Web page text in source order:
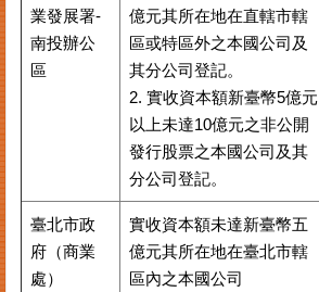
業發展署-
南投辦公
區
億元其所在地在直轄市轄
區或特區外之本國公司及
其分公司登記。
2. 實收資本額新臺幣5億元
以上未達10億元之非公開
發行股票之本國公司及其
分公司登記。
臺北市政
府（商業
處）
實收資本額未達新臺幣五
億元其所在地在臺北市轄
區內之本國公司